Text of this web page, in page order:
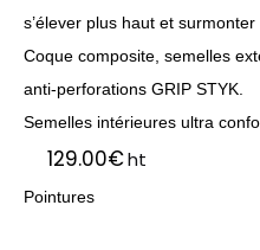
s’élever plus haut et surmonter
Coque composite, semelles
anti-perforations GRIP STYK.
Semelles intérieures ultra
129.00€ht
Pointures